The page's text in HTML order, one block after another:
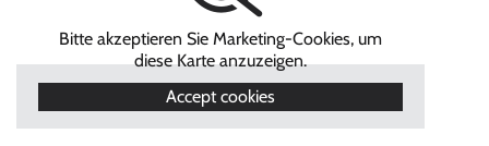
Bitte akzeptieren Sie Marketing-Cookies, um
diese Karte anzuzeigen.
Accept cookies